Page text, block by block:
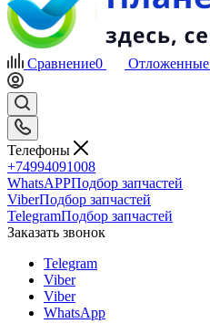
Сравнение0 Отложенные
Телефоны
+74994091008
WhatsAPPПодбор запчастей
ViberПодбор запчастей
TelegramПодбор запчастей
Заказать звонок
Telegram
Viber
Viber
WhatsApp